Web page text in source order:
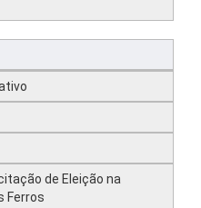
de Eleição na
Ferros